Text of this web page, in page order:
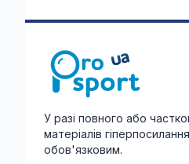
У разі повного або
матеріалів
обов'язковим.